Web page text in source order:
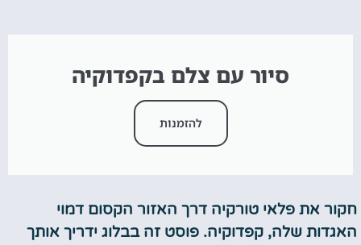
סיור עם צלם בקפדוקיה
להזמנות
חקור את פלאי טורקיה דרך האזור הקסום דמוי
האגדות שלה, קפדוקיה. פוסט זה בבלוג ידריך אותך